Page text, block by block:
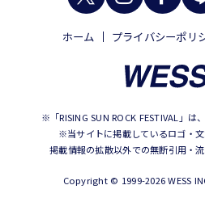
ホーム プライバシーポリ
※「RISING SUN ROCK FESTIVAL」は
※当サイトに掲載しているロゴ・文
掲載情報の拡散以外での無断引用・
Copyright © 1999-2026 WESS